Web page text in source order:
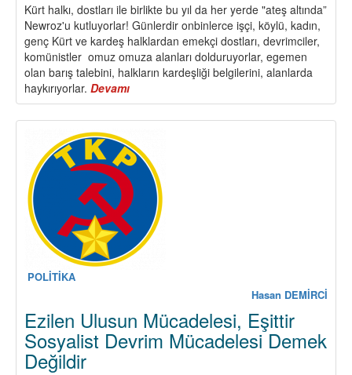
Kürt halkı, dostları ile birlikte bu yıl da her yerde "ateş altında”
Newroz'u kutluyorlar! Günlerdir onbinlerce işçi, köylü, kadın,
genç Kürt ve kardeş halklardan emekçi dostları, devrimciler,
komünistler omuz omuza alanları dolduruyorlar, egemen
olan barış talebini, halkların kardeşliği belgilerini, alanlarda
haykırıyorlar. Devamı
Newroz
Pîroz
Nevroz
kutlu
olsun!
POLİTİKA
Hasan DEMİRCİ
Ezilen Ulusun Mücadelesi, Eşittir
Sosyalist Devrim Mücadelesi Demek
Değildir